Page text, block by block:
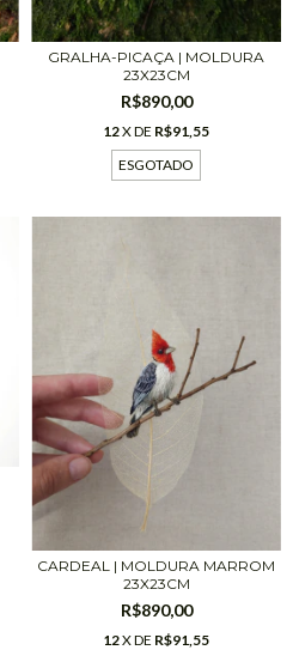
GRALHA-PICAÇA | MOLDURA
23X23CM
R$890,00
12X DE R$91,55
ESGOTADO
CARDEAL | MOLDURA MARROM
23X23CM
R$890,00
12X DE R$91,55